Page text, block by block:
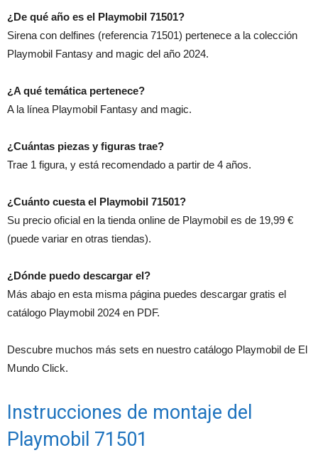
¿De qué año es el Playmobil 71501?
Sirena con delfines (referencia 71501) pertenece a la colección
Playmobil Fantasy and magic del año 2024.
¿A qué temática pertenece?
A la línea Playmobil Fantasy and magic.
¿Cuántas piezas y figuras trae?
Trae 1 figura, y está recomendado a partir de 4 años.
¿Cuánto cuesta el Playmobil 71501?
Su precio oficial en la tienda online de Playmobil es de 19,99 €
(puede variar en otras tiendas).
¿Dónde puedo descargar el?
Más abajo en esta misma página puedes descargar gratis el
catálogo Playmobil 2024 en PDF.
Descubre muchos más sets en nuestro catálogo Playmobil de El
Mundo Click.
Instrucciones de montaje del
Playmobil 71501